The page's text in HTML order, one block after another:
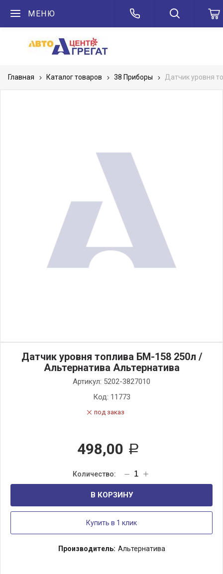
МЕНЮ
Главная Каталог товаров 38 Приборы Датчик уровня
Датчик уровня топлива БМ-158 250л /
Альтернатива Альтернатива
Артикул: 5202-3827010
Код: 11773
под заказ
498,00 Р
В КОРЗИНУ
Купить в 1 клик
Производитель: Альтернатива